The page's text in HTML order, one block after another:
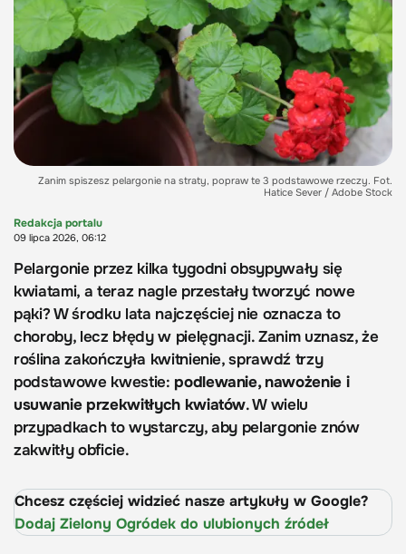
Zanim spiszesz pelargonie na straty, popraw te 3 podstawowe rzeczy. Fot.
Hatice Sever / Adobe Stock
Redakcja portalu
09 lipca 2026, 06:12
Pelargonie przez kilka tygodni obsypywały się
kwiatami, a teraz nagle przestały tworzyć nowe
pąki? W środku lata najczęściej nie oznacza to
choroby, lecz błędy w pielęgnacji. Zanim uznasz, że
roślina zakończyła kwitnienie, sprawdź trzy
podstawowe kwestie: podlewanie, nawożenie i
usuwanie przekwitłych kwiatów. W wielu
przypadkach to wystarczy, aby pelargonie znów
zakwitły obficie.
Chcesz częściej widzieć nasze artykuły w Google?
Dodaj Zielony Ogródek do ulubionych źródeł